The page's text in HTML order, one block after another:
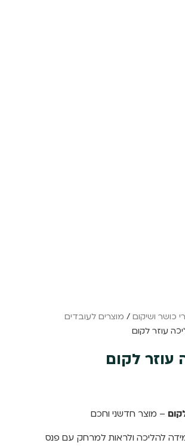
כושר ושיקום / מוצרים לעובדים
עוזר לקום
עוזר לקום
– מוצר חדשני וחכם
להליכה ולראות למרחק עם פנס